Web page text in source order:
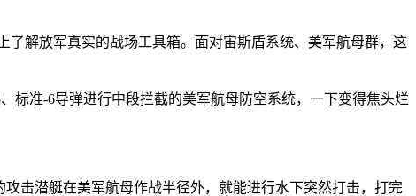
解放军真实的战场工具箱。面对宙斯盾系统、美军航母群，这
标准-6导弹进行中段拦截的美军航母防空系统，一下变得焦头烂
击潜艇在美军航母作战半径外，就能进行水下突然打击，打完